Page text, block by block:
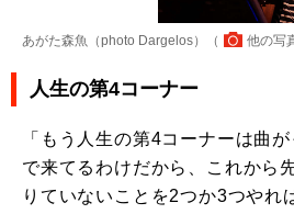
あがた森魚（photo Dargelos）（ 他の写
人生の第4コーナー
「もう人生の第4コーナーは曲
で来てるわけだから、これから
りていないことを2つか3つやれ